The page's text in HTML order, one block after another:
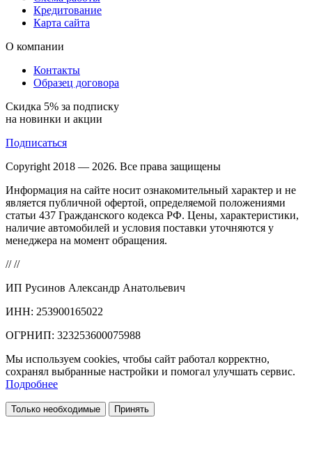
Кредитование
Карта сайта
О компании
Контакты
Образец договора
Скидка 5% за подписку
на новинки и акции
Подписаться
Copyright 2018 — 2026. Все права защищены
Информация на сайте носит ознакомительный характер и не
является публичной офертой, определяемой положениями
статьи 437 Гражданского кодекса РФ. Цены, характеристики,
наличие автомобилей и условия поставки уточняются у
менеджера на момент обращения.
////
ИП Русинов Александр Анатольевич
ИНН: 253900165022
ОГРНИП: 323253600075988
Мы используем cookies, чтобы сайт работал корректно,
сохранял выбранные настройки и помогал улучшать сервис.
Подробнее
Только необходимые Принять